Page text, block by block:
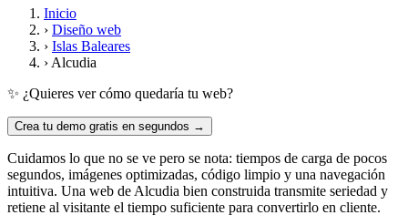
Inicio
› Diseño web
› Islas Baleares
› Alcudia
✨ ¿Quieres ver cómo quedaría tu web?
Crea tu demo gratis en segundos →
Cuidamos lo que no se ve pero se nota: tiempos de carga de pocos
segundos, imágenes optimizadas, código limpio y una navegación
intuitiva. Una web de Alcudia bien construida transmite seriedad y
retiene al visitante el tiempo suficiente para convertirlo en cliente.